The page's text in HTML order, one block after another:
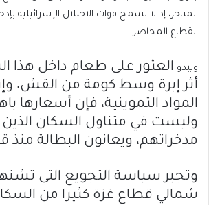
المتاجر، إذ لا تسمح قوات الاحتلال الإسرائيلية
القطاع المحاصر.
ويبدو العثور على طعام داخل هذا
أثر إبرة وسط كومة من القش،
المواد التموينية، فإن أسعارها
وليست في متناول السكان
مدخراتهم، ويعانون البطالة منذ قرابة 5
وتجبر سياسة التجويع التي
شمالي قطاع غزة كثيرا من